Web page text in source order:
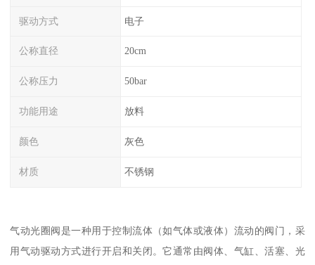
驱动方式 电子
公称直径 20cm
公称压力 50bar
功能用途 放料
颜色 灰色
材质 不锈钢
气动光圈阀是一种用于控制流体（如气体或液体）流动的阀门，采
用气动驱动方式进行开启和关闭。它通常由阀体、气缸、活塞、光